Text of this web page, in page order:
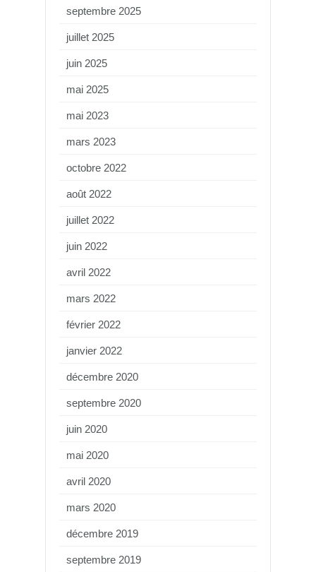
septembre 2025
juillet 2025
juin 2025
mai 2025
mai 2023
mars 2023
octobre 2022
août 2022
juillet 2022
juin 2022
avril 2022
mars 2022
février 2022
janvier 2022
décembre 2020
septembre 2020
juin 2020
mai 2020
avril 2020
mars 2020
décembre 2019
septembre 2019